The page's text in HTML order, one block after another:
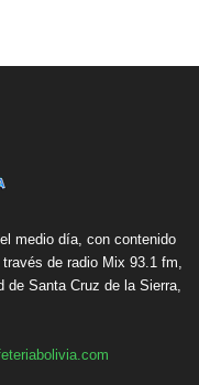
medio día, con contenido
de radio Mix 93.1 fm,
Santa Cruz de la Sierra,